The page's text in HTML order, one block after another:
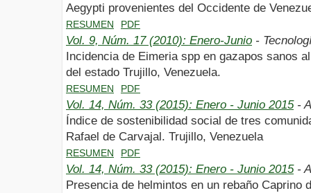
Aegypti provenientes del Occidente de
RESUMEN PDF
Vol. 9, Núm. 17 (2010): Enero-Junio -
Incidencia de Eimeria spp en gazapos sanos
del estado Trujillo, Venezuela.
RESUMEN PDF
Vol. 14, Núm. 33 (2015): Enero - Junio 2015-
Índice de sostenibilidad social de tres
Rafael de Carvajal. Trujillo, Venezuela
RESUMEN PDF
Vol. 14, Núm. 33 (2015): Enero - Junio 2015-
Presencia de helmintos en un rebaño Caprino